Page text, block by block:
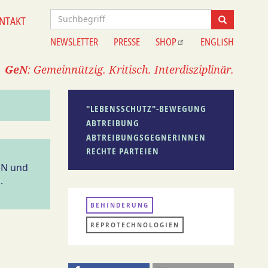
Suche
Information
NEWSLETTER PRESSE SHOP ENGLISH
GeN: Gemeinnützig. Kritisch. Interdisziplinär.
und
"LEBENSSCHUTZ"-BEWEGUNG
ABTREIBUNG
ABTREIBUNGSGEGNERINNEN
RECHTE PARTEIEN
BEHINDERUNG
REPROTECHNOLOGIEN